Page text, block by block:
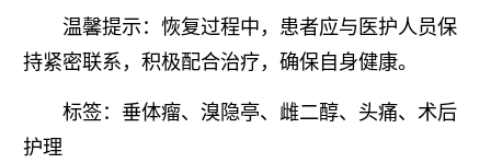
温馨提示：恢复过程中，患者应与医护人员保
持紧密联系，积极配合治疗，确保自身健康。
标签：垂体瘤、溴隐亭、雌二醇、头痛、术后
护理